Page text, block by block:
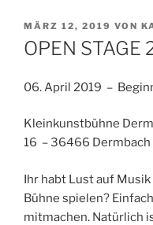
VERÖFFENTLICHT
AM
MÄRZ 12, 2019 VON
OPEN STAGE
06. April 2019 –
Kleinkunstbühne
16 – 36466
Ihr habt Lust auf
Bühne spielen?
mitmachen. Natürlich